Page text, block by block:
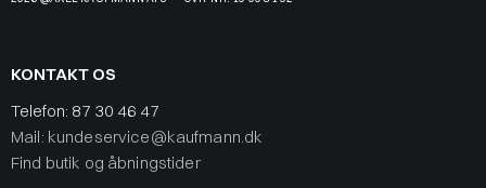
KONTAKT OS
Telefon: 87 30 46 47
Mail: kundeservice@kaufmann.dk
Find butik og åbningstider